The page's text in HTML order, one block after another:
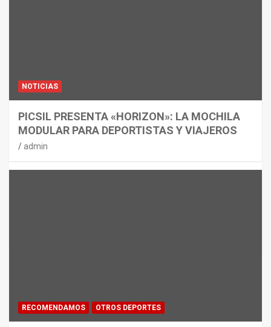
NOTICIAS
PICSIL PRESENTA «HORIZON»: LA MOCHILA
MODULAR PARA DEPORTISTAS Y VIAJEROS
admin
RECOMENDAMOS OTROS DEPORTES